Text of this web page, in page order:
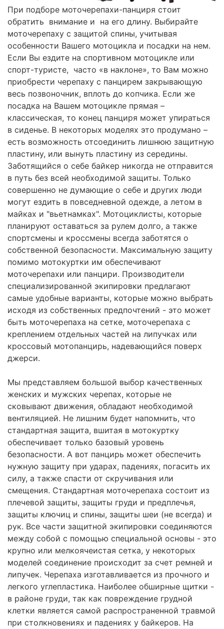
При подборе моточерепахи-панциря стоит
обратить внимание и на его длину. Выбирайте
моточерепаху с защитой спины, учитывая
особенности Вашего мотоцикла и посадки на нем.
Если Вы ездите на спортивном мотоцикле или
спорт-туристе, часто «в наклоне», то Вам можно
приобрести черепаху с панцирем закрывающую
весь позвоночник, вплоть до копчика. Если же
посадка на Вашем мотоцикле прямая –
классическая, то конец панциря может упираться
в сиденье. В некоторых моделях это продумано –
есть возможность отсоединить лишнюю защитную
пластину, или вынуть пластину из середины.
Заботящийся о себе байкер никогда не отправится
в путь без всей необходимой защиты. Только
совершенно не думающие о себе и других люди
могут ездить в повседневной одежде, а летом в
майках и "вьетнамках". Мотоциклисты, которые
планируют оставаться за рулем долго, а также
спортсмены и кроссмены всегда заботятся о
собственной безопасности. Максимальную защиту
помимо мотокуртки им обеспечивают
моточерепахи или панцири. Производители
специализированной экипировки предлагают
самые удобные варианты, которые можно выбрать
исходя из собственных предпочтений - это может
быть моточерепаха на сетке, моточерепаха с
креплением отдельных частей на липучках или
кроссовый мотопанцирь, надевающийся поверх
джерси.
Мы представляем большой выбор качественных
женских и мужских черепах, которые не
сковывают движения, обладают необходимой
вентиляцией. Не лишним будет напомнить, что
стандартная защита, вшитая в мотокуртку
обеспечивает только базовый уровень
безопасности. А вот панцирь может обеспечить
нужную защиту при ударах, падениях, погасить их
силу, а также спасти от скручивания или
смещения. Стандартная моточерепаха состоит из
плечевой защиты, защиты груди и предплечья,
защиты ключиц и спины, защиты шеи (не всегда) и
рук. Все части защитной экипировки соединяются
между собой с помощью специальной основы - это
крупно или мелкоячеистая сетка, у некоторых
моделей соединение происходит за счет ремней и
липучек. Черепаха изготавливается из прочного и
легкого углепластика. Наиболее обширные щитки -
в районе груди, так как повреждение грудной
клетки является самой распространенной травмой
при столкновениях и падениях у байкеров. На